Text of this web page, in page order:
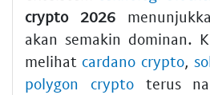
crypto 2026
akan semakin dominan.
melihat cardano crypto,
polygon cryptoterus